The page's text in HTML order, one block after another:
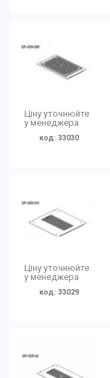
Ціну уточнюйте
у менеджера
код: 33030
Ціну уточнюйте
у менеджера
код: 33029